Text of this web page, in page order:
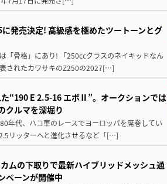
発売決定! 高級感を極めたツートーンとグ
「骨格」にあり! 「250ccクラスのネイキッドなん
されたカワサキのZ250の2027[…]
“190 E 2.5-16 エボⅡ”。オークションでは
クルマを深堀り
年代、ハコ車のレースでヨーロッパを席巻してい
リッターへと進化させるなど「[…]
ムの下取りで最新ハイブリッドメッシュ通
ペーンが開催中